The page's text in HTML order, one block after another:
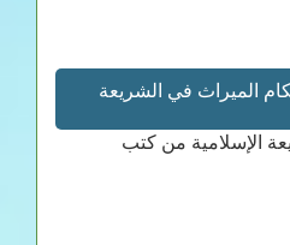
الميراث في الشريعة
الإسلامية من كتب